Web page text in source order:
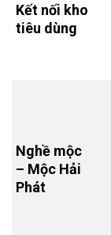
Kết nối kho
tiêu dùng
Nghề mộc
– Mộc Hải
Phát